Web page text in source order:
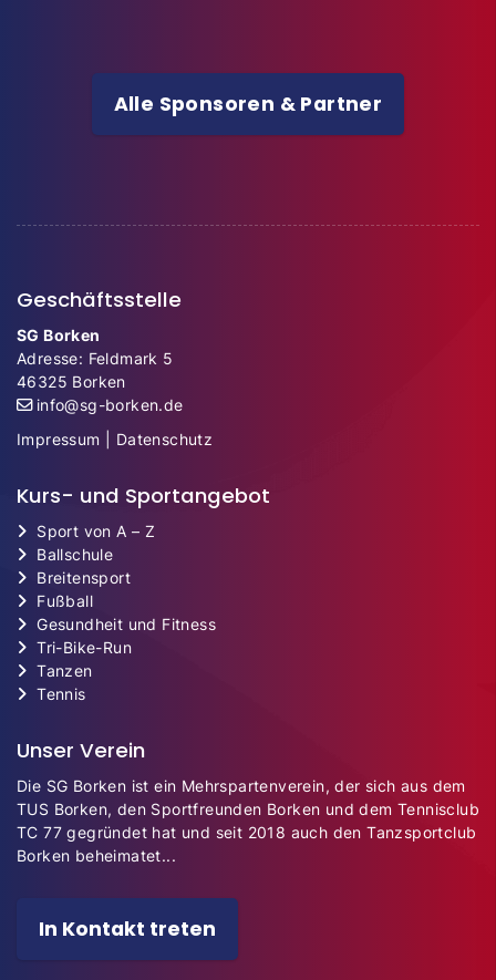
Alle Sponsoren & Partner
Geschäftsstelle
SG Borken
Adresse: Feldmark 5
46325 Borken
info@sg-borken.de
Impressum
Datenschutz
Kurs- und Sportangebot
Sport von A – Z
Ballschule
Breitensport
Fußball
Gesundheit und Fitness
Tri-Bike-Run
Tanzen
Tennis
Unser Verein
Die SG Borken ist ein Mehrspartenverein, der sich aus dem
TUS Borken, den Sportfreunden Borken und dem Tennisclub
TC 77 gegründet hat und seit 2018 auch den Tanzsportclub
Borken beheimatet...
In Kontakt treten